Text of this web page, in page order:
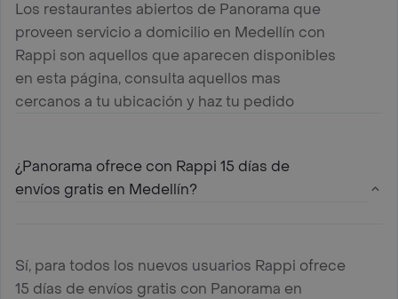
Los restaurantes abiertos de Panorama que
proveen servicio a domicilio en Medellín con
Rappi son aquellos que aparecen disponibles
en esta página, consulta aquellos mas
cercanos a tu ubicación y haz tu pedido
¿Panorama ofrece con Rappi 15 días de
envíos gratis en Medellín?
Sí, para todos los nuevos usuarios Rappi ofrece
15 días de envíos gratis con Panorama en